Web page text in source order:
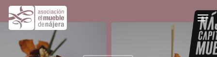
Skip
main
content
Close
Menu